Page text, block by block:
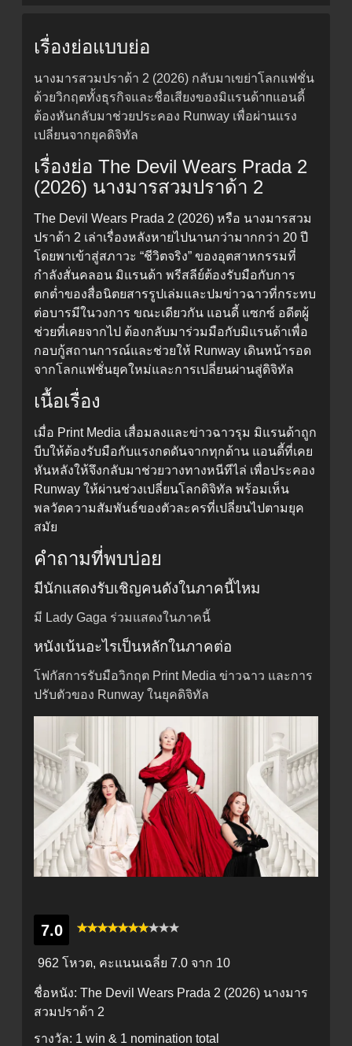
เรื่องย่อแบบย่อ
นางมารสวมปราด้า 2 (2026) กลับมาเขย่าโลกแฟชั่น
ด้วยวิกฤตทั้งธุรกิจและชื่อเสียงของมิแรนด้าnแอนดี้
ต้องหันกลับมาช่วยประคอง Runway เพื่อผ่านแรง
เปลี่ยนจากยุคดิจิทัล
เรื่องย่อ The Devil Wears Prada 2
(2026) นางมารสวมปราด้า 2
The Devil Wears Prada 2 (2026) หรือ นางมารสวม
ปราด้า 2 เล่าเรื่องหลังหายไปนานกว่ามากกว่า 20 ปี
โดยพาเข้าสู่สภาวะ “ชีวิตจริง” ของอุตสาหกรรมที่
กำลังสั่นคลอน มิแรนด้า พรีสลีย์ต้องรับมือกับการ
ตกต่ำของสื่อนิตยสารรูปเล่มและปมข่าวฉาวที่กระทบ
ต่อบารมีในวงการ ขณะเดียวกัน แอนดี้ แซกซ์ อดีตผู้
ช่วยที่เคยจากไป ต้องกลับมาร่วมมือกับมิแรนด้าเพื่อ
กอบกู้สถานการณ์และช่วยให้ Runway เดินหน้ารอด
จากโลกแฟชั่นยุคใหม่และการเปลี่ยนผ่านสู่ดิจิทัล
เนื้อเรื่อง
เมื่อ Print Media เสื่อมลงและข่าวฉาวรุม มิแรนด้าถูก
บีบให้ต้องรับมือกับแรงกดดันจากทุกด้าน แอนดี้ที่เคย
หันหลังให้จึงกลับมาช่วยวางทางหนีทีไล่ เพื่อประคอง
Runway ให้ผ่านช่วงเปลี่ยนโลกดิจิทัล พร้อมเห็น
พลวัตความสัมพันธ์ของตัวละครที่เปลี่ยนไปตามยุค
สมัย
คำถามที่พบบ่อย
มีนักแสดงรับเชิญคนดังในภาคนี้ไหม
มี Lady Gaga ร่วมแสดงในภาคนี้
หนังเน้นอะไรเป็นหลักในภาคต่อ
โฟกัสการรับมือวิกฤต Print Media ข่าวฉาว และการ
ปรับตัวของ Runway ในยุคดิจิทัล
7.0
962 โหวต, คะแนนเฉลี่ย 7.0 จาก 10
ชื่อหนัง: The Devil Wears Prada 2 (2026) นางมาร
สวมปราด้า 2
รางวัล: 1 win & 1 nomination total